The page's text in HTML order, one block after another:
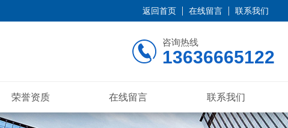
返回首页 在线留言 联系我们
咨询热线
13636665122
荣誉资质 在线留言 联系我们